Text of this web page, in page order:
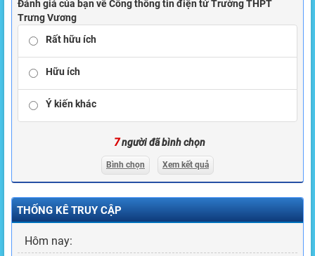
Đánh giá của bạn về Cổng thông tin điện tử Trường THPT
Trưng Vương
Rất hữu ích
Hữu ích
Ý kiến khác
7người đã bình chọn
Bình chọn Xem kết quả
THỐNG KÊ TRUY CẬP
Hôm nay: